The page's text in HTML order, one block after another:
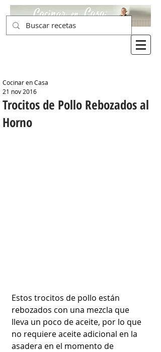
Trocitos de Pollo Rebozados al
Horno
Cocinar en Casa
21 nov 2016
Estos trocitos de pollo están
rebozados con una mezcla que
lleva un poco de aceite, por lo que
no requiere aceite adicional en la
asadera en el momento de